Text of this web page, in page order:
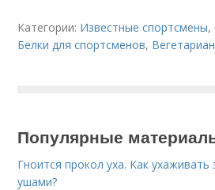
Категории: Известные спортсмены,
Белки для спортсменов,
Популярные
Гноится прокол уха. Как
ушами?